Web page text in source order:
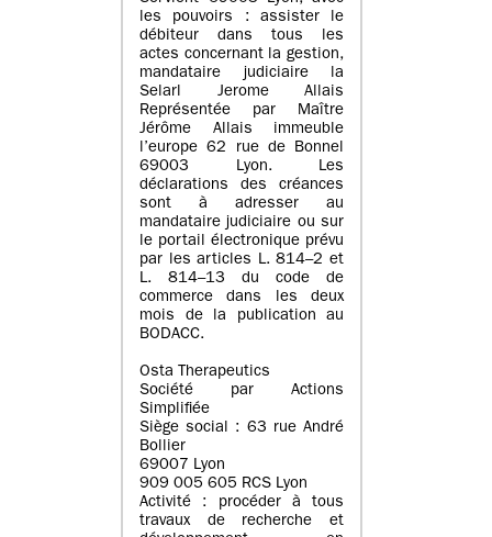
les pouvoirs : assister le
débiteur dans tous les
actes concernant la gestion,
mandataire judiciaire la
Selarl Jerome Allais
Représentée par Maître
Jérôme Allais immeuble
l’europe 62 rue de Bonnel
69003 Lyon. Les
déclarations des créances
sont à adresser au
mandataire judiciaire ou sur
le portail électronique prévu
par les articles L. 814–2 et
L. 814–13 du code de
commerce dans les deux
mois de la publication au
BODACC.
Osta Therapeutics
Société par Actions
Simplifiée
Siège social : 63 rue André
Bollier
69007 Lyon
909 005 605 RCS Lyon
Activité : procéder à tous
travaux de recherche et